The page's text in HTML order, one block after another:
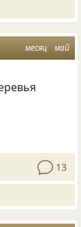
месяц май
13